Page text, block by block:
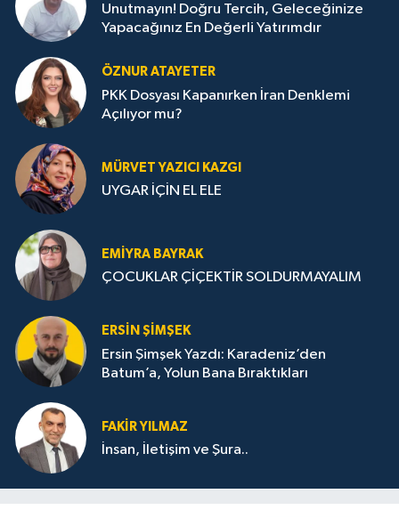
Unutmayın! Doğru Tercih, Geleceğinize
Yapacağınız En Değerli Yatırımdır
ÖZNUR ATAYETER
PKK Dosyası Kapanırken İran Denklemi
Açılıyor mu?
MÜRVET YAZICI KAZGI
UYGAR İÇİN EL ELE
EMIYRA BAYRAK
ÇOCUKLAR ÇİÇEKTİR SOLDURMAYALIM
ERSIN ŞIMŞEK
Ersin Şimşek Yazdı: Karadeniz’den
Batum’a, Yolun Bana Bıraktıkları
FAKIR YILMAZ
İnsan, İletişim ve Şura..